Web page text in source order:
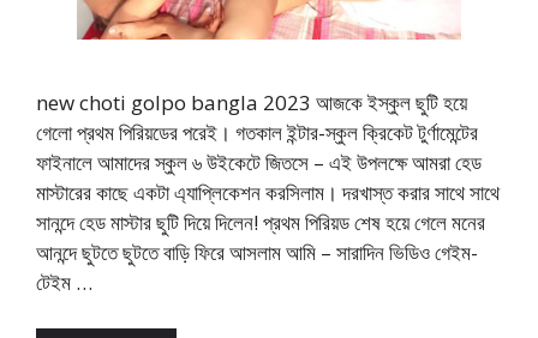
new choti golpo bangla 2023 আজকে ইস্কুল ছুটি হয়ে
গেলো প্রথম পিরিয়ডের পরেই। গতকাল ইন্টার-স্কুল ক্রিকেট টুর্ণামেন্টের
ফাইনালে আমাদের স্কুল ৬ উইকেটে জিতসে – এই উপলক্ষে আমরা হেড
মাস্টারের কাছে একটা এ্যাপ্লিকেশন করসিলাম। দরখাস্ত করার সাথে সাথে
সানন্দে হেড মাস্টার ছুটি দিয়ে দিলেন! প্রথম পিরিয়ড শেষ হয়ে গেলে মনের
আনন্দে ছুটতে ছুটতে বাড়ি ফিরে আসলাম আমি – সারাদিন ভিডিও গেইম-
টেইম …